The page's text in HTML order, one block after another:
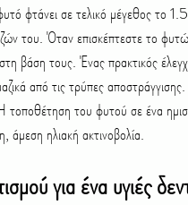
φτάνει σε τελικό μέγεθος το
του. Όταν επισκέπτεστε το
βάση τους. Ένας πρακτικός
από τις τρύπες
του φυτού σε ένα
άμεση ηλιακή ακτινοβολία.
για ένα υγιές